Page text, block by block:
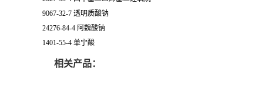
9067-32-7 透明质酸钠
24276-84-4 阿魏酸钠
1401-55-4 单宁酸
相关产品：